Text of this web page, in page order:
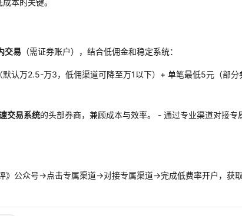
交易 （需证券账户），结合低佣金和稳定系统：
默认万2.5-万3，低佣渠道可降至万1以下）+ 单笔最低5元（部分
交易系统的头部券商，兼顾成本与效率。 - 通过专业渠道对接专
》公众号→点击专属渠道→对接专属渠道→完成低费率开户，获